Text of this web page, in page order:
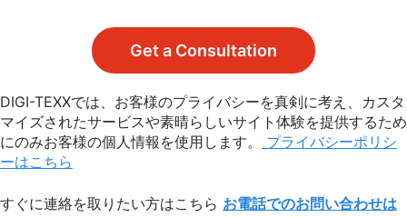
Get a Consultation
DIGI-TEXXでは、お客様のプライバシーを真剣に考え、カスタ
マイズされたサービスや素晴らしいサイト体験を提供するため
にのみお客様の個人情報を使用します。
プライバシーポリシ
ーはこちら
すぐに連絡を取りたい方はこちら お電話でのお問い合わせは